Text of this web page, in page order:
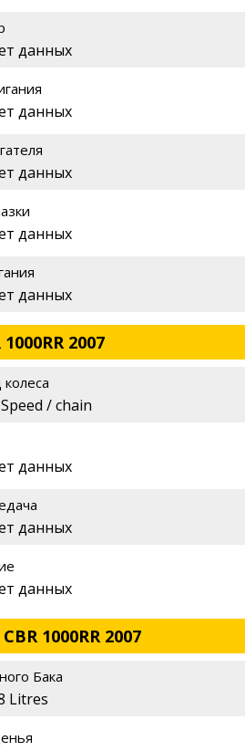
данных
данных
данных
данных
данных
2007
/ chain
данных
данных
данных
1000RR 2007
Бака
Litres